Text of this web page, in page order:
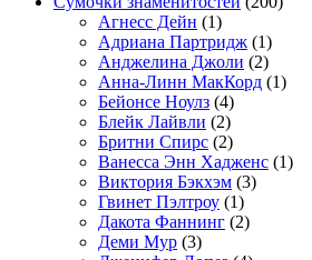
Агнесс Дейн (1)
Адриана Партридж (1)
Анджелина Джоли (2)
Анна-Линн МакКорд (1)
Бейонсе Ноулз (4)
Блейк Лайвли (2)
Бритни Спирс (2)
Ванесса Энн Хадженс (1)
Виктория Бэкхэм (3)
Гвинет Пэлтроу (1)
Дакота Фаннинг (2)
Деми Мур (3)